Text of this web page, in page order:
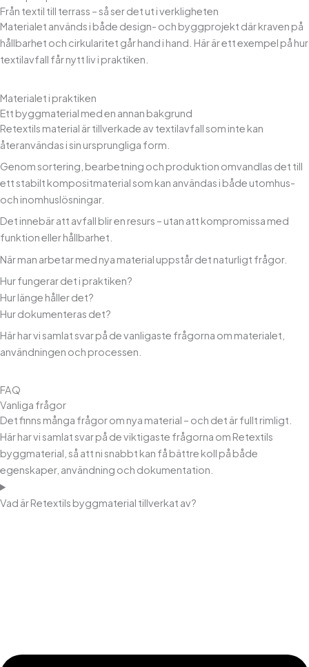
Från textil till terrass – så ser det ut i verkligheten
Materialet används i både design- och byggprojekt där kraven på
hållbarhet och cirkularitet går hand i hand. Här är ett exempel på hur
textilavfall får nytt liv i praktiken.
Materialet i praktiken
Ett byggmaterial med en annan bakgrund
Retextils material är tillverkade av textilavfall som inte kan
återanvändas i sin ursprungliga form.
Genom sortering, bearbetning och produktion omvandlas det till
ett stabilt kompositmaterial som kan användas i både utomhus-
och inomhuslösningar.
Det innebär att avfall blir en resurs – utan att kompromissa med
funktion eller hållbarhet.
När man arbetar med nya material uppstår det naturligt frågor.
Hur fungerar det i praktiken?
Hur länge håller det?
Hur dokumenteras det?
Här har vi samlat svar på de vanligaste frågorna om materialet,
användningen och processen.
FAQ
Vanliga frågor
Det finns många frågor om nya material – och det är fullt rimligt.
Här har vi samlat svar på de viktigaste frågorna om Retextils
byggmaterial, så att ni snabbt kan få bättre koll på både
egenskaper, användning och dokumentation.
Vad är Retextils byggmaterial tillverkat av?